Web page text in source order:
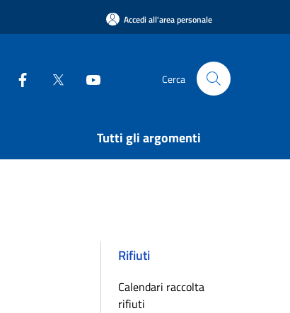
Accedi all'area personale
Cerca
Tutti gli argomenti
Rifiuti
Calendari raccolta
rifiuti